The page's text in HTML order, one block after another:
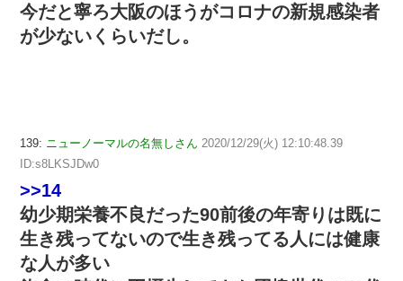
今だと寧ろ大阪のほうがコロナの新規感染者
が少ないくらいだし。
139: ニューノーマルの名無しさん 2020/12/29(火) 12:10:48.39
ID:s8LKSJDw0
>>14
幼少期栄養不良だった90前後の年寄りは既に
生き残ってないので生き残ってる人には健康
な人が多い